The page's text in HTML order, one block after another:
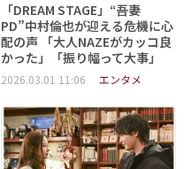
「DREAM STAGE」“吾妻
PD”中村倫也が迎える危機に心
配の声 「大人NAZEがカッコ良
かった」「振り幅って大事」
2026.03.01 11:06 エンタメ